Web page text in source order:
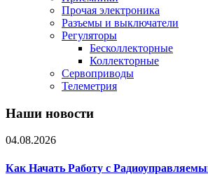
Прочая электроника
Разъемы и выключатели
Регуляторы
Бесколлекторные
Коллекторные
Сервоприводы
Телеметрия
Наши новости
04.08.2026
Как Начать Работу с